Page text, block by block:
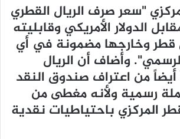
"سعر صرف الريال القطري
الدولار الأمريكي وقابليته
قطر وخارجها مضمونة في أي
وأضاف أن الريال
من اعتراف صندوق النقد
رسمية ولأنه مغطى من
المركزي باحتياطيات نقدية